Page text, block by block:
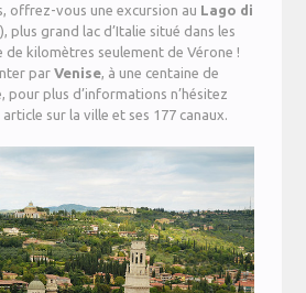
offrez-vous une excursion au Lago di
plus grand lac d’Italie situé dans les
de kilomètres seulement de Vérone !
parVenise , à une centaine de
pour plus d’informations n’hésitez
sur la ville et ses 177 canaux.